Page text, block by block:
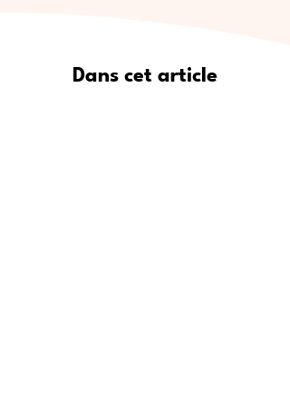
Dans cet article